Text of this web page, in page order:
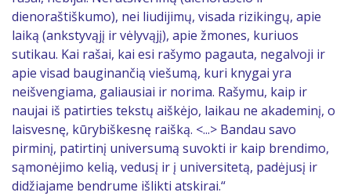
dienoraštiškumo), nei liudijimų, visada rizikingų, apie
laiką (ankstyvąjį ir vėlyvąjį), apie žmones, kuriuos
sutikau. Kai rašai, kai esi rašymo pagauta, negalvoji ir
apie visad bauginančią viešumą, kuri knygai yra
neišvengiama, galiausiai ir norima. Rašymu, kaip ir
naujai iš patirties tekstų aiškėjo, laikau ne akademinį, o
laisvesnę, kūrybiškesnę raišką. <...> Bandau savo
pirminį, patirtinį universumą suvokti ir kaip brendimo,
sąmonėjimo kelią, vedusį ir į universitetą, padėjusį ir
didžiajame bendrume išlikti atskirai.“